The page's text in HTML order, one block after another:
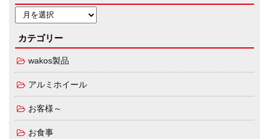
カテゴリー
wakos製品
アルミホイール
お客様～
お食事